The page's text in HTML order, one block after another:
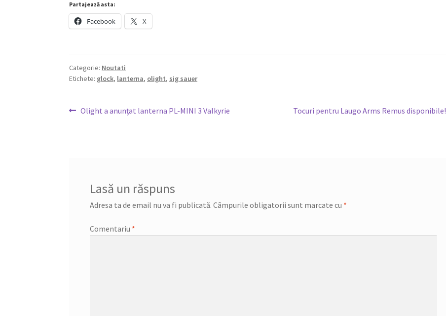
Partajează asta:
Facebook X
Categorie: Noutati
Etichete: glock, lanterna, olight, sig sauer
Navigare
Articolul
Olight a anunțat lanterna PL-MINI 3 Valkyrie
Articolul
Tocuri pentru Laugo Arms Remus disponibile!
Lasă un răspuns
Adresa ta de email nu va fi publicată. Câmpurile obligatorii sunt marcate cu *
Comentariu *